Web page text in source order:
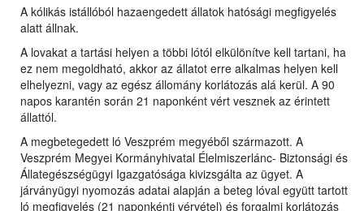
A kólikás istállóból hazaengedett állatok hatósági megfigyelés
alatt állnak.
A lovakat a tartási helyen a többi lótól elkülönítve kell tartani, ha
ez nem megoldható, akkor az állatot erre alkalmas helyen kell
elhelyezni, vagy az egész állomány korlátozás alá kerül. A 90
napos karantén során 21 naponként vért vesznek az érintett
állattól.
A megbetegedett ló Veszprém megyéből származott. A
Veszprém Megyei Kormányhivatal Élelmiszerlánc- Biztonsági és
Állategészségügyi Igazgatósága kivizsgálta az ügyet. A
járványügyi nyomozás adatai alapján a beteg lóval együtt tartott
ló megfigyelés (21 naponkénti vérvétel) és forgalmi korlátozás